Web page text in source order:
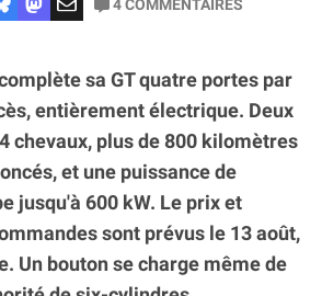
4COMMENTAIRES
sa GT quatre portes par
entièrement électrique. Deux
chevaux, plus de 800 kilomètres
et une puissance de
jusqu'à 600 kW. Le prix et
sont prévus le 13 août,
Un bouton se charge même de